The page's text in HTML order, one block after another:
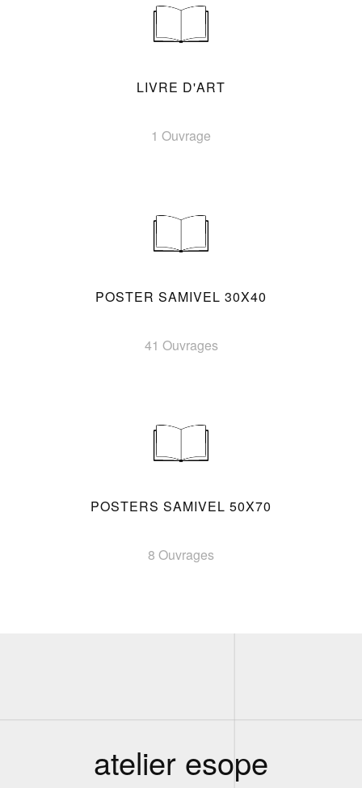
LIVRE D'ART
1 Ouvrage
POSTER SAMIVEL 30X40
41 Ouvrages
POSTERS SAMIVEL 50X70
8 Ouvrages
atelier esope